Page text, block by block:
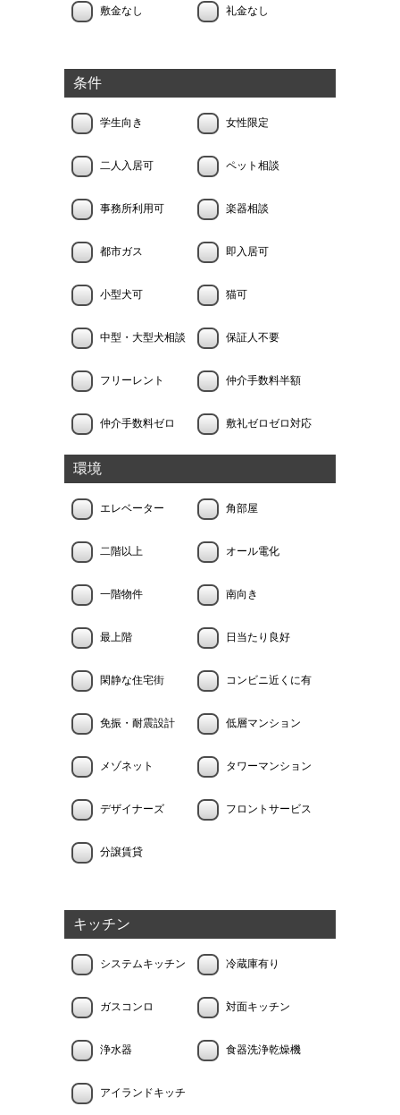
敷金なし 礼金なし
条件
学生向き 女性限定
二人入居可 ペット相談
事務所利用可 楽器相談
都市ガス 即入居可
小型犬可 猫可
中型・大型犬相談 保証人不要
フリーレント 仲介手数料半額
仲介手数料ゼロ 敷礼ゼロゼロ対応
環境
エレベーター 角部屋
二階以上 オール電化
一階物件 南向き
最上階 日当たり良好
閑静な住宅街 コンビニ近くに有
免振・耐震設計 低層マンション
メゾネット タワーマンション
デザイナーズ フロントサービス
分譲賃貸
キッチン
システムキッチン 冷蔵庫有り
ガスコンロ 対面キッチン
浄水器 食器洗浄乾燥機
アイランドキッチ